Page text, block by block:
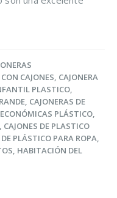
CAJONES, CAJONERA
PLASTICO,
, CAJONERAS DE
PLÁSTICO,
, CAJONES DE PLASTICO
DE PLÁSTICO PARA ROPA,
, HABITACIÓN DEL
2021
Claves para el
de los pies en
16 agosto, 2021